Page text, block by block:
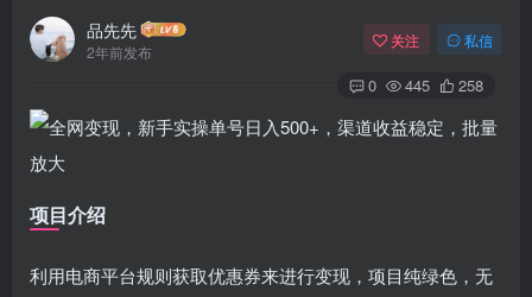
品先先
2年前发布
关注 私信
0 445 258
项目介绍
利用电商平台规则获取优惠券来进行变现，项目纯绿色，无